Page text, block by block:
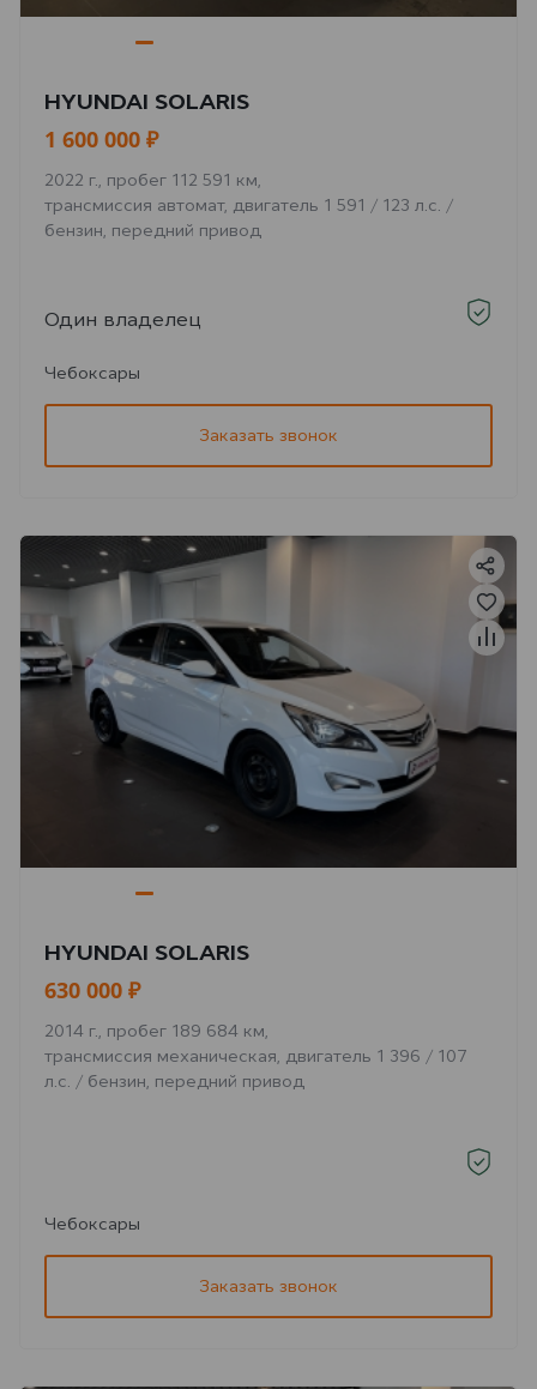
HYUNDAI SOLARIS
1 600 000 ₽
2022 г., пробег 112 591 км,
трансмиссия автомат, двигатель 1 591 / 123 л.с. /
бензин, передний привод
Один владелец
Чебоксары
Заказать звонок
HYUNDAI SOLARIS
630 000 ₽
2014 г., пробег 189 684 км,
трансмиссия механическая, двигатель 1 396 / 107
л.с. / бензин, передний привод
Чебоксары
Заказать звонок